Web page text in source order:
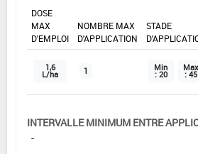
DOSE
MAX
D'EMPLOI
NOMBRE MAX
D'APPLICATION
STADE
1,6
L/ha 1 Min
: 20
Max
: 45
INTERVALLE MINIMUM ENTRE
-